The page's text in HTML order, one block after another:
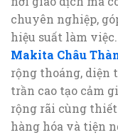
chuyên nghiệp,
hiệu suất làm
Makita Châu
rộng thoáng,
trần cao tạo cảm
rộng rãi cùng
hàng hóa và tiện